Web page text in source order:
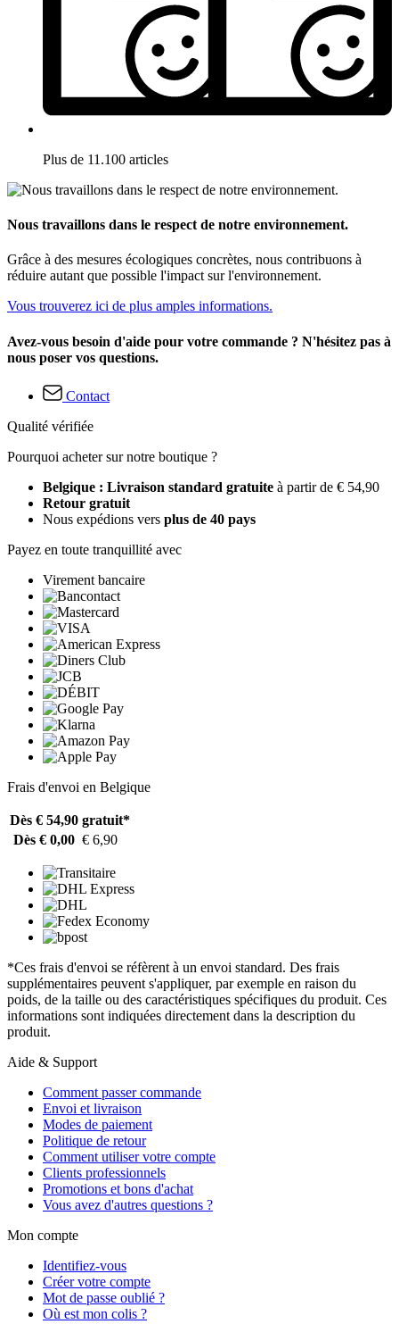
Plus de 11.100 articles
Nous travaillons dans le respect de notre environnement.
Grâce à des mesures écologiques concrètes, nous contribuons à
réduire autant que possible l'impact sur l'environnement.
Vous trouverez ici de plus amples informations.
Avez-vous besoin d'aide pour votre commande ? N'hésitez pas à
nous poser vos questions.
Contact
Qualité vérifiée
Pourquoi acheter sur notre boutique ?
Belgique : Livraison standard gratuite à partir de € 54,90
Retour gratuit
Nous expédions vers plus de 40 pays
Payez en toute tranquillité avec
Virement bancaire
Frais d'envoi en Belgique
Dès € 54,90 gratuit*
Dès € 0,00 € 6,90
*Ces frais d'envoi se réfèrent à un envoi standard. Des frais
supplémentaires peuvent s'appliquer, par exemple en raison du
poids, de la taille ou des caractéristiques spécifiques du produit. Ces
informations sont indiquées directement dans la description du
produit.
Aide & Support
Comment passer commande
Envoi et livraison
Modes de paiement
Politique de retour
Comment utiliser votre compte
Clients professionnels
Promotions et bons d'achat
Vous avez d'autres questions ?
Mon compte
Identifiez-vous
Créer votre compte
Mot de passe oublié ?
Où est mon colis ?